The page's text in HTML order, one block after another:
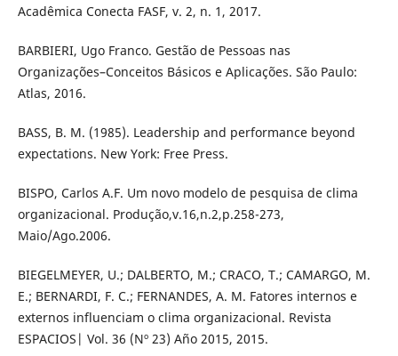
Acadêmica Conecta FASF, v. 2, n. 1, 2017.
BARBIERI, Ugo Franco. Gestão de Pessoas nas
Organizações–Conceitos Básicos e Aplicações. São Paulo:
Atlas, 2016.
BASS, B. M. (1985). Leadership and performance beyond
expectations. New York: Free Press.
BISPO, Carlos A.F. Um novo modelo de pesquisa de clima
organizacional. Produção,v.16,n.2,p.258-273,
Maio/Ago.2006.
BIEGELMEYER, U.; DALBERTO, M.; CRACO, T.; CAMARGO, M.
E.; BERNARDI, F. C.; FERNANDES, A. M. Fatores internos e
externos influenciam o clima organizacional. Revista
ESPACIOS| Vol. 36 (Nº 23) Año 2015, 2015.